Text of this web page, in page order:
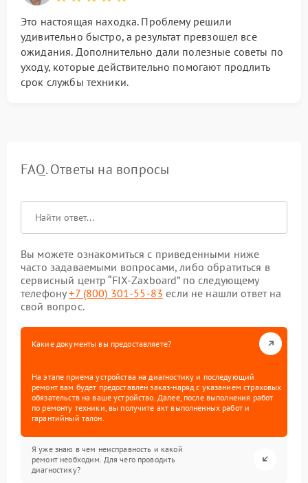
Это настоящая находка. Проблему решили
удивительно быстро, а результат превзошел все
ожидания. Дополнительно дали полезные советы по
уходу, которые действительно помогают продлить
срок службы техники.
FAQ. Ответы на вопросы
Вы можете ознакомиться с приведенными ниже
часто задаваемыми вопросами, либо обратиться в
сервисный центр “FIX-Zaxboard” по следующему
телефону+7 (800) 301-55-83 если не нашли ответ на
свой вопрос.
Какие документы вы предоставляете?
На этапе приема устройства на диагностику и последующий
ремонт вам будет предоставлен заказ-наряд с указанием страховых
обязательств на ваше устройство. Далее, после выполнения работ
по ремонту техники, вы получите акт выполненных работ и
гарантийный талон.
Я уже знаю в чем неисправность и какой
ремонт необходим. Для чего проводить
диагностику?